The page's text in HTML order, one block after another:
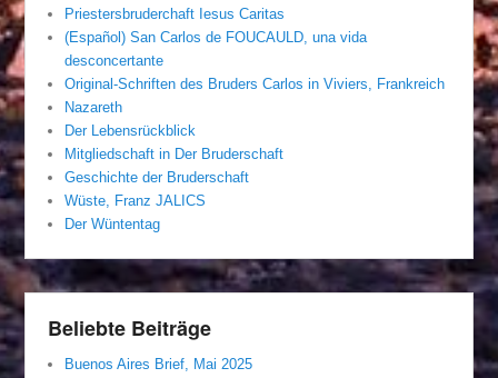
Priestersbruderchaft Iesus Caritas
(Español) San Carlos de FOUCAULD, una vida
desconcertante
Original-Schriften des Bruders Carlos in Viviers, Frankreich
Nazareth
Der Lebensrückblick
Mitgliedschaft in Der Bruderschaft
Geschichte der Bruderschaft
Wüste, Franz JALICS
Der Wüntentag
Beliebte Beiträge
Buenos Aires Brief, Mai 2025